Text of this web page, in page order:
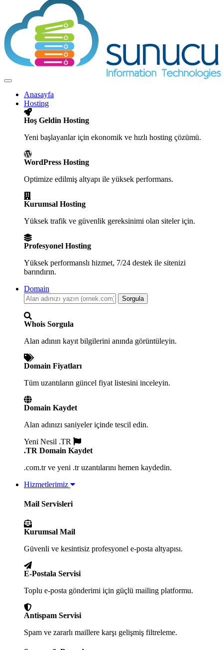
Toggle
navigationAnasayfa
Hosting
Hoş Geldin Hosting
Yeni başlayanlar için ekonomik ve hızlı hosting çözümü.
WordPress Hosting
Optimize edilmiş altyapı ile yüksek performans.
Kurumsal Hosting
Yüksek trafik ve güvenlik gereksinimi olan siteler için.
Profesyonel Hosting
Yüksek performanslı hizmet, 7/24 destek ile sitenizi
barındırın.
Domain
Sorgula
Whois Sorgula
Alan adının kayıt bilgilerini anında görüntüleyin.
Domain Fiyatları
Tüm uzantıların güncel fiyat listesini inceleyin.
Domain Kaydet
Alan adınızı saniyeler içinde tescil edin.
Yeni Nesil .TR
.TR Domain Kaydet
.com.tr ve yeni .tr uzantılarını hemen kaydedin.
Hizmetlerimiz
Mail Servisleri
Kurumsal Mail
Güvenli ve kesintisiz profesyonel e-posta altyapısı.
E-Postala Servisi
Toplu e-posta gönderimi için güçlü mailing platformu.
Antispam Servisi
Spam ve zararlı maillere karşı gelişmiş filtreleme.